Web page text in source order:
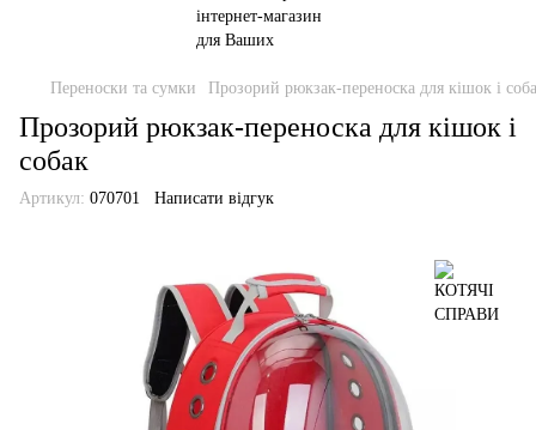
Переноски та сумки Прозорий рюкзак-переноска для кішок і
Прозорий рюкзак-переноска для кішок і
собак
Артикул: 070701 Написати відгук